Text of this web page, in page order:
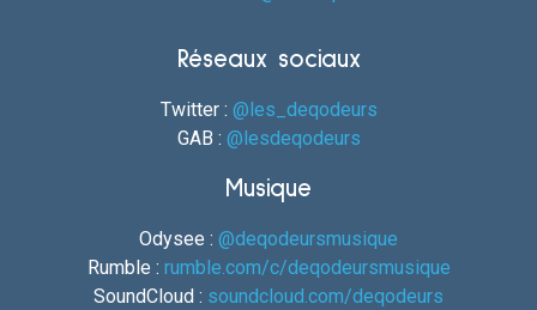
Réseaux sociaux
Twitter : @les_deqodeurs
GAB : @lesdeqodeurs
Musique
Odysee : @deqodeursmusique
Rumble : rumble.com/c/deqodeursmusique
SoundCloud : soundcloud.com/deqodeurs